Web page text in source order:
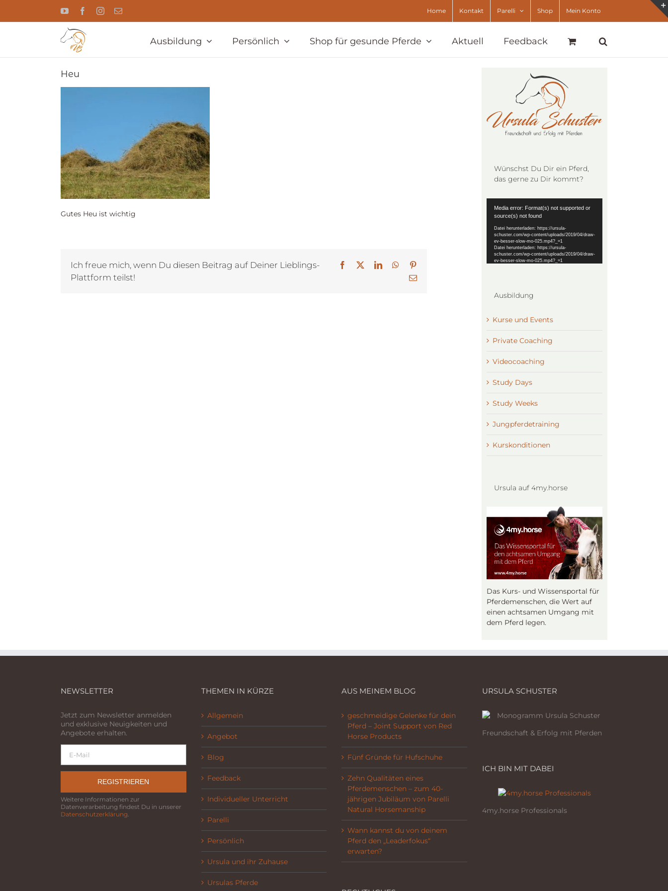
springen
YouTubeFacebookInstagram
E-
Home Kontakt Parelli Shop Mein Konto
Ausbildung Persönlich Shop für gesunde Pferde Aktuell Feedback
Heu
Gutes Heu ist wichtig
Ich freue mich, wenn Du diesen Beitrag auf Deiner Lieblings-
Plattform teilst!
Facebook LinkedInWhatsApp
E-
Wünschst Du Dir ein Pferd,
das gerne zu Dir kommt?
Player
Media error: Format(s) not supported or
source(s) not found
Datei herunterladen: https://ursula-
schuster.com/wp-content/uploads/2019/04/draw-
ev-besser-slow-mo-025.mp4?_=1
Datei herunterladen: https://ursula-
schuster.com/wp-content/uploads/2019/04/draw-
ev-besser-slow-mo-025.mp4?_=1
Ausbildung
Kurse und Events
Private Coaching
Videocoaching
Study Days
Study Weeks
Jungpferdetraining
Kurskonditionen
Ursula auf 4my.horse
Das Kurs- und Wissensportal für
Pferdemenschen, die Wert auf
einen achtsamen Umgang mit
dem Pferd legen.
NEWSLETTER
Jetzt zum Newsletter anmelden
und exklusive Neuigkeiten und
Angebote erhalten.
REGISTRIEREN
Weitere Informationen zur
Datenverarbeitung findest Du in unserer
Datenschutzerklärung
THEMEN IN KÜRZE
Allgemein
Angebot
Blog
Feedback
Individueller Unterricht
Parelli
Persönlich
Ursula und ihr Zuhause
Ursulas Pferde
AUS MEINEM BLOG
geschmeidige Gelenke für dein
Pferd – Joint Support von Red
Horse Products
Fünf Gründe für Hufschuhe
Zehn Qualitäten eines
Pferdemenschen – zum 40-
jährigen Jubiläum von Parelli
Natural Horsemanship
Wann kannst du von deinem
Pferd den „Leaderfokus“
erwarten?
URSULA SCHUSTER
Freundschaft & Erfolg mit Pferden
ICH BIN MIT DABEI
4my.horse Professionals